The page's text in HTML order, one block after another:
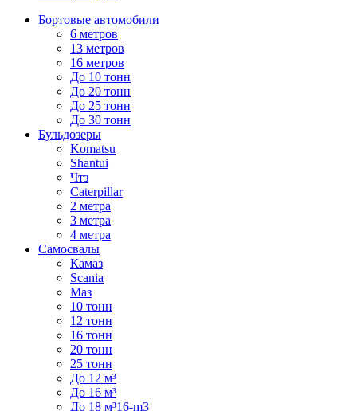
Бортовые автомобили
6 метров
13 метров
16 метров
До 10 тонн
До 20 тонн
До 25 тонн
До 30 тонн
Бульдозеры
Komatsu
Shantui
Чтз
Caterpillar
2 метра
3 метра
4 метра
Самосвалы
Камаз
Scania
Маз
10 тонн
12 тонн
16 тонн
20 тонн
25 тонн
До 12 м³
До 16 м³
До 18 м³16-m3